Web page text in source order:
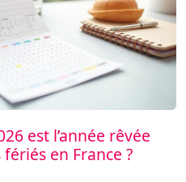
est l’année rêvée
en France ?